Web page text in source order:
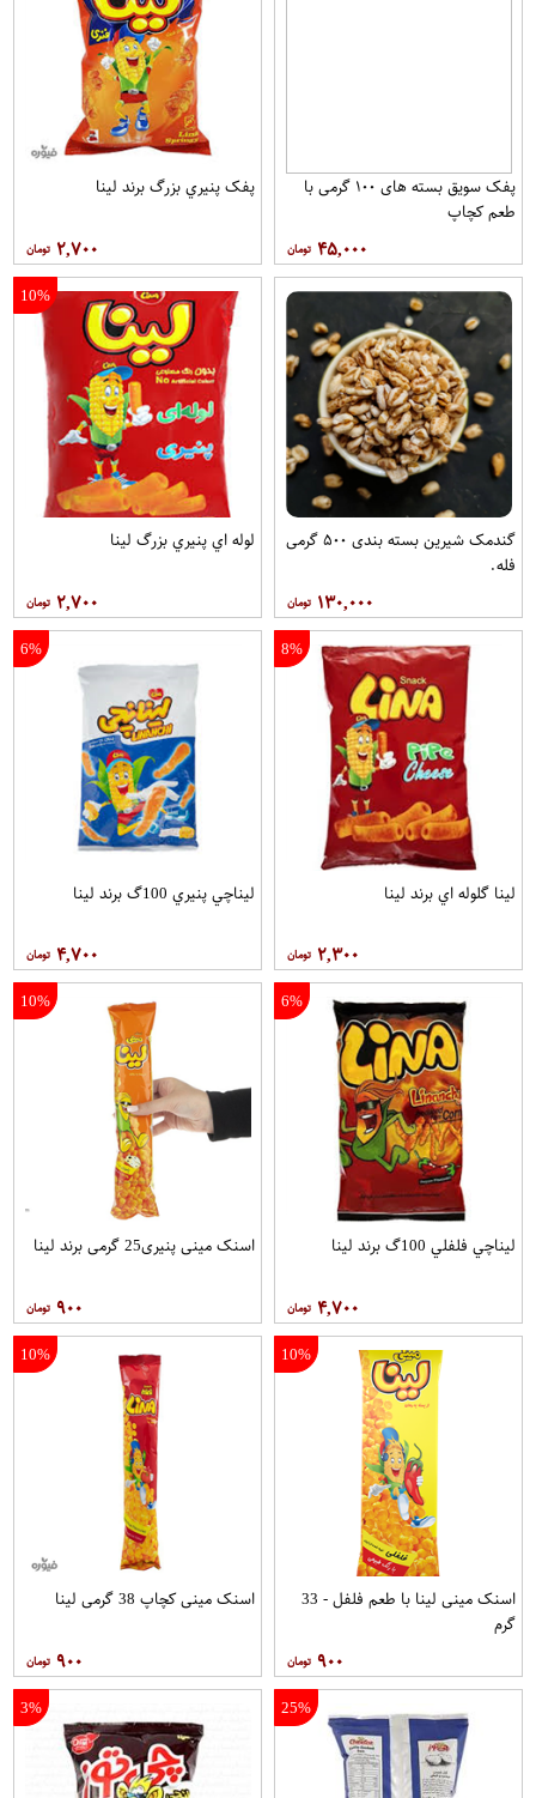
پفک سویق بسته های ۱۰۰ گرمی با
طعم کچاپ
۴۵,۰۰۰
پفک پنيري بزرگ برند لينا
۲,۷۰۰
گندمک شيرين بسته بندی ۵۰۰ گرمی
فله.
۱۳۰,۰۰۰
10%
لوله اي پنيري بزرگ لينا
۲,۷۰۰
8%
لينا گلوله اي برند لینا
۲,۳۰۰
6%
ليناچي پنيري 100گ برند لینا
۴,۷۰۰
6%
ليناچي فلفلي 100گ برند لینا
۴,۷۰۰
10%
اسنک مینی پنیری25 گرمی برند لینا
۹۰۰
10%
اسنک مینی لینا با طعم فلفل - 33
گرم
۹۰۰
10%
اسنک مینی کچاپ 38 گرمی لینا
۹۰۰
25%
3%